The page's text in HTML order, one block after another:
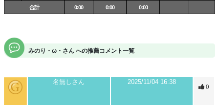
カラオケもすき！
合計 0:00 0:00 0:00
みのり・ω・さん への推薦コメント一覧
名無しさん 2025/11/04 16:38
0